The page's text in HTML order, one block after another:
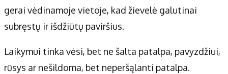
gerai vėdinamoje vietoje, kad žievelė galutinai
subręstų ir išdžiūtų paviršius.
Laikymui tinka vėsi, bet ne šalta patalpa, pavyzdžiui,
rūsys ar nešildoma, bet neperšąlanti patalpa.